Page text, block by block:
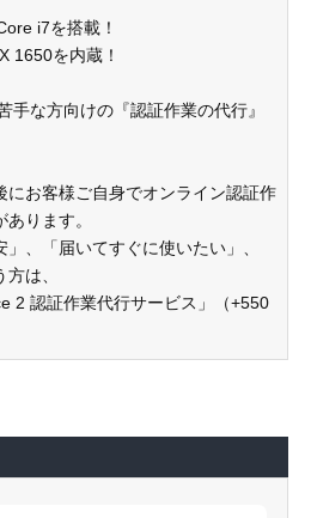
i7を搭載！
1650を内蔵！
な方向けの『認証作業の代行』
にお客様ご自身でオンライン認証作
ります。
」、「届いてすぐに使いたい」、
は、
2 認証作業代行サービス」（+550